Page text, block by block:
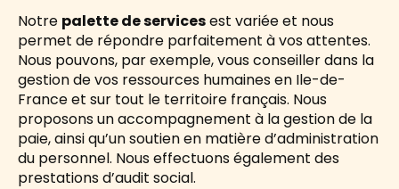
Notre palette de servicesest variée et nous
permet de répondre parfaitement à vos attentes.
Nous pouvons, par exemple, vous conseiller dans la
gestion de vos ressources humaines en Ile-de-
France et sur tout le territoire français. Nous
proposons un accompagnement à la gestion de la
paie, ainsi qu’un soutien en matière d’administration
du personnel. Nous effectuons également des
prestations d’audit social.